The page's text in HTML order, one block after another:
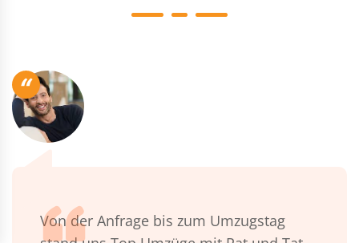
“
Von der Anfrage bis zum Umzugstag